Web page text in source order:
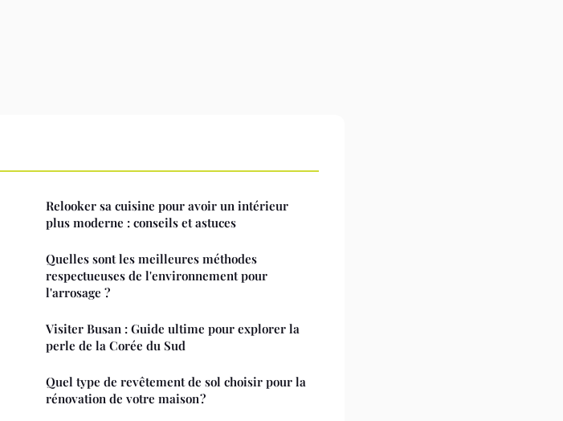
Relooker sa cuisine pour avoir un intérieur
plus moderne : conseils et astuces
Quelles sont les meilleures méthodes
respectueuses de l'environnement pour
l'arrosage ?
Visiter Busan : Guide ultime pour explorer la
perle de la Corée du Sud
Quel type de revêtement de sol choisir pour la
rénovation de votre maison ?